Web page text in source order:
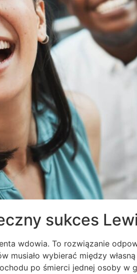
sukces
wdowia. To rozwiązanie
wybierać między
po śmierci jednej osoby